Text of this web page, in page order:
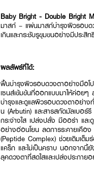
Baby Bright - Double Bright
มาสก์ – แผ่นมาสก์บำรุงผิวรอบด
เกินและกระชับรูขุมขนอย่างมีประ
ผลลัพธ์ที่ได้:
ฟื้นบำรุงผิวรอบดวงตาอย่างมือโป
เซนส์เข้มข้นที่ออกแบบมาให้ค่อยๆ
บำรุงและดูแลผิวรอบดวงตาอย่า
น (Arbutin) และสารสกัดมัลเบอ
กระจ่างใส เปล่งปลั่ง มีออร่า แล
อย่างอ่อนโยน ลดการระคายเคือ
(Peptide Complex) ช่วยเติมเต็ม
แคร็ก และไม่เป็นคราบ นอกจากนี้
ลุคดวงตาที่สดใสและเปล่งประกาย